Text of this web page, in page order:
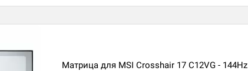
Матрица для MSI Crosshair 17 C12VG - 144Hz